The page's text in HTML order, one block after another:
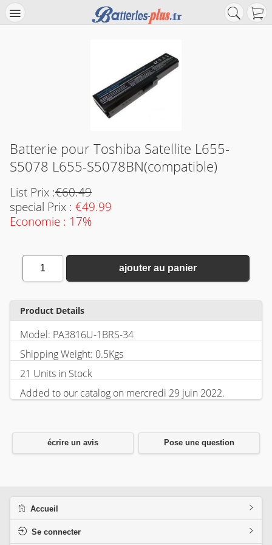
Batterie pour Toshiba Satellite L655-
S5078 L655-S5078BN(compatible)
List Prix :€60.49
special Prix : €49.99
Economie : 17%
1 ajouter au panier
Product Details
Model: PA3816U-1BRS-34
Shipping Weight: 0.5Kgs
21 Units in Stock
Added to our catalog on mercredi 29 juin 2022.
écrire un avis Pose une question
Accueil
Se connecter